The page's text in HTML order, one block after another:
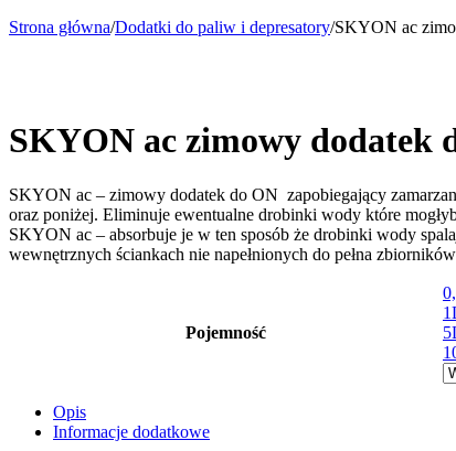
Strona główna/Dodatki do paliw i depresatory/SKYON ac
SKYON ac zimowy dodatek
SKYON ac – zimowy dodatek do ON zapobiegający
oraz poniżej. Eliminuje ewentualne drobinki wody które
SKYON ac – absorbuje je w ten sposób że drobinki wody
wewnętrznych ściankach nie napełnionych do pełna
Pojemność
Opis
Informacje dodatkowe